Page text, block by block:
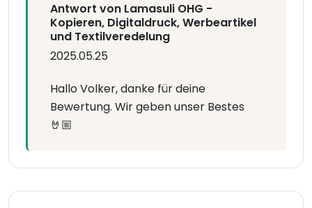
Antwort von Lamasuli OHG -
Kopieren, Digitaldruck, Werbeartikel
und Textilveredelung
2025.05.25
Hallo Volker, danke für deine
Bewertung. Wir geben unser Bestes
🤘🏼